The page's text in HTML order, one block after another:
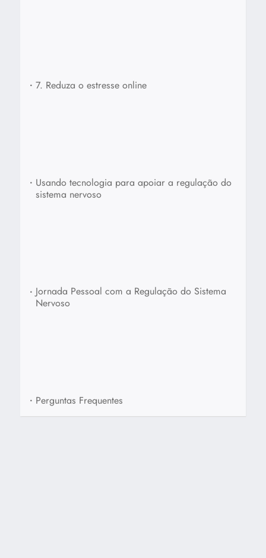
• 7. Reduza o estresse online
• Usando tecnologia para apoiar a regulação do
sistema nervoso
• Jornada Pessoal com a Regulação do Sistema
Nervoso
• Perguntas Frequentes